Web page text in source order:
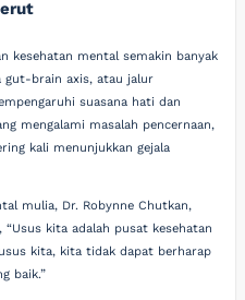
kesehatan mental semakin banyak
gut-brain axis, atau jalur
suasana hati dan
mengalami masalah pencernaan,
kali menunjukkan gejala
mulia, Dr. Robynne Chutkan,
“Usus kita adalah pusat kesehatan
kita, kita tidak dapat berharap
baik.”